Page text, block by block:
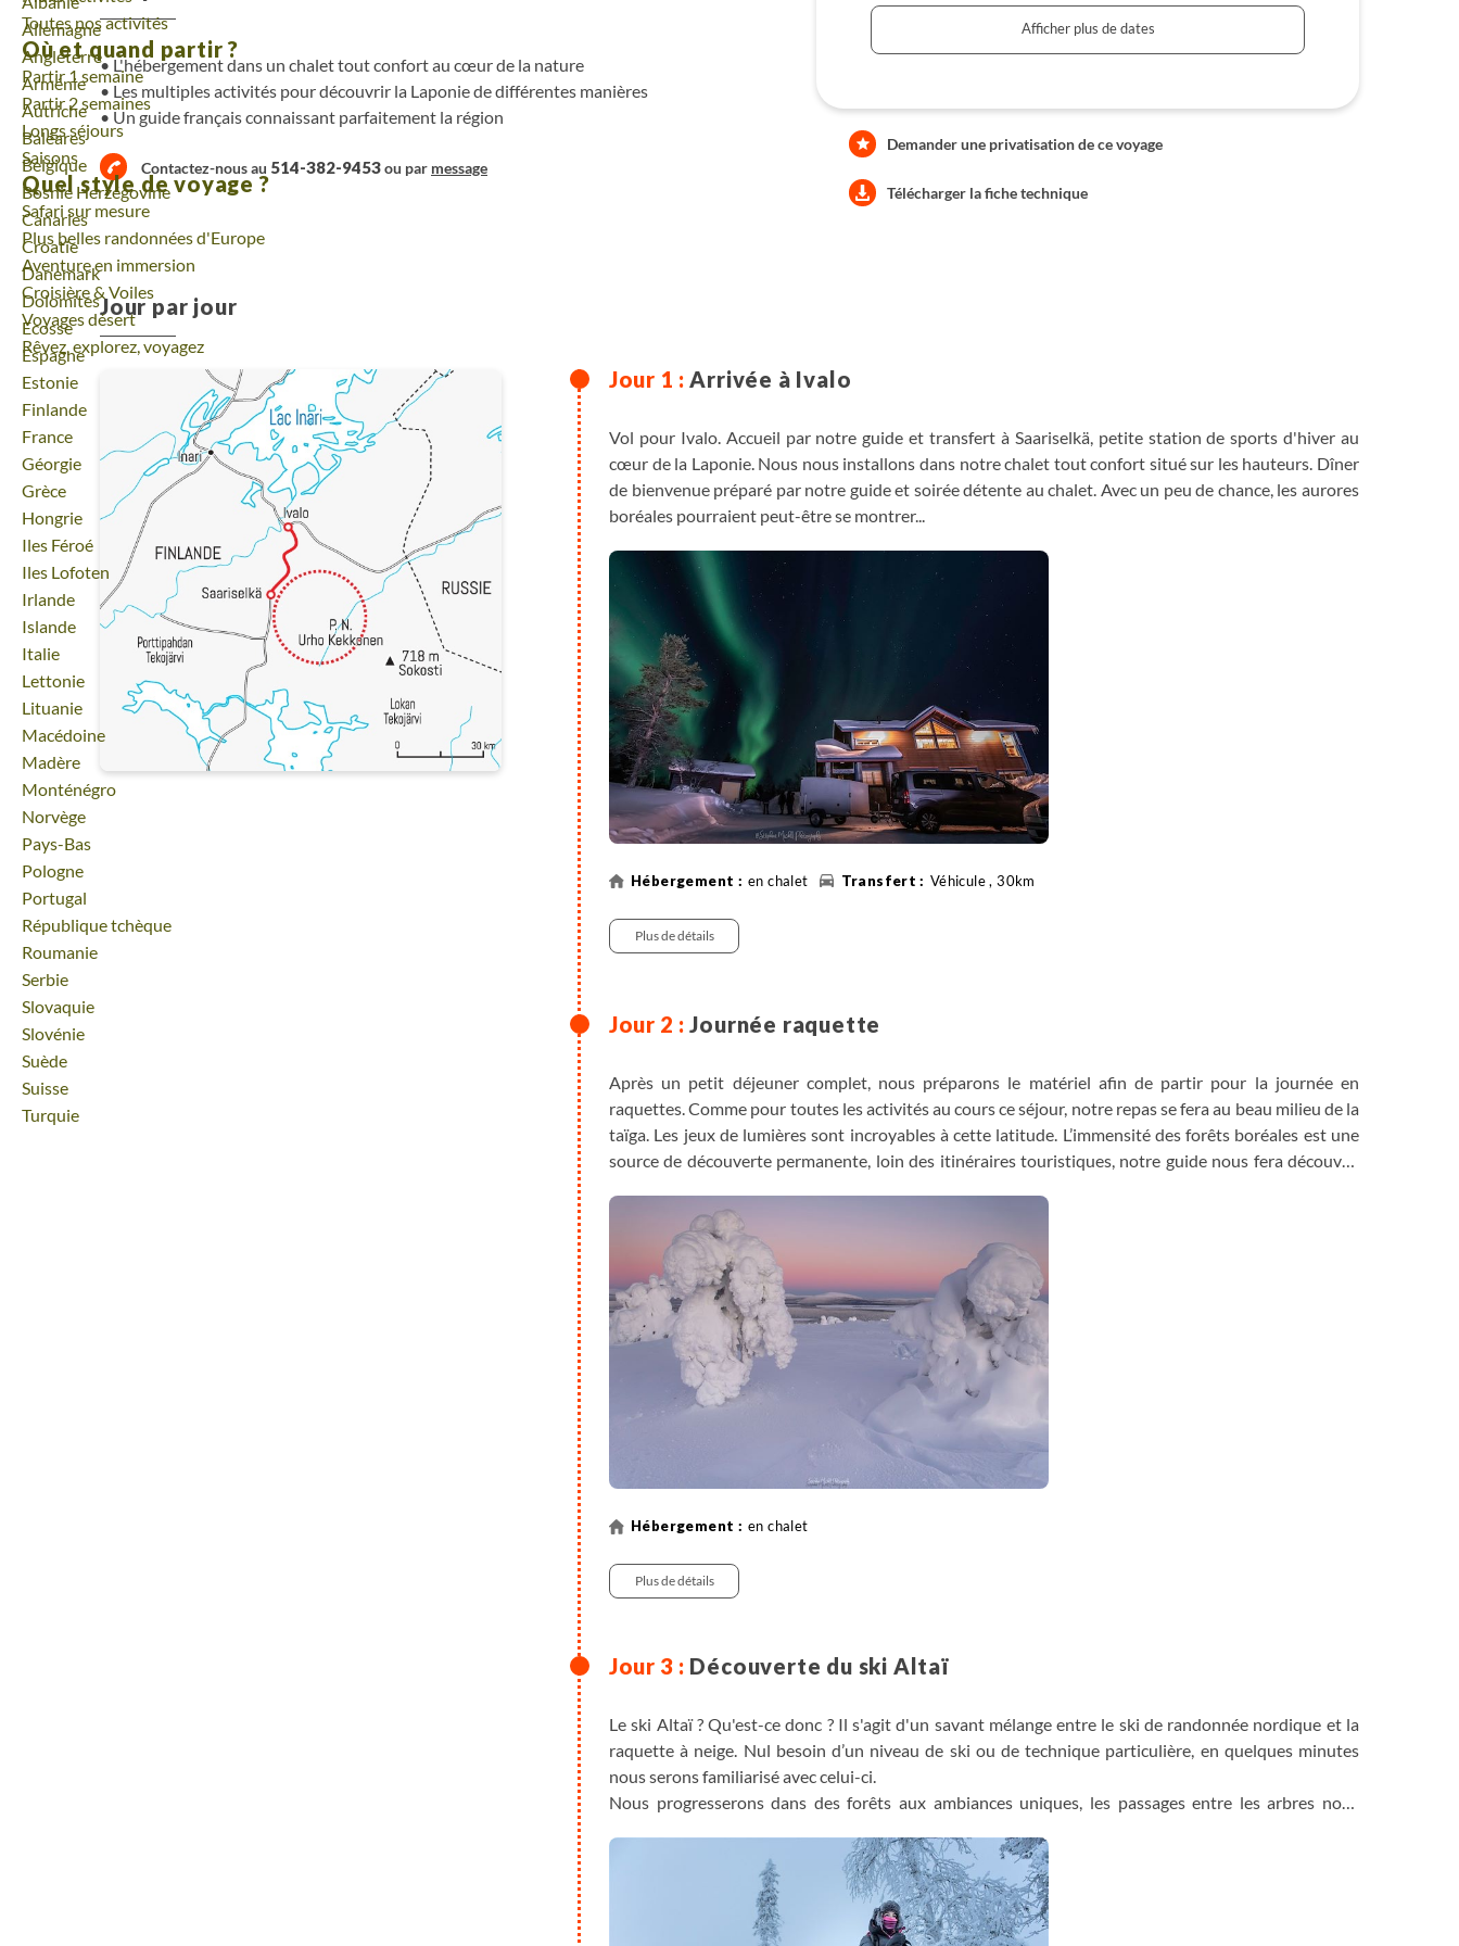
Voyage
Allemagne
Voyage
Angleterre
Voyage
Arménie
Voyage
Autriche
Voyage
Baléares
Voyage
Belgique
Voyage
Bosnie Herzégovine
Voyage
Canaries
Voyage
Croatie
Voyage
Danemark
Voyage
Dolomites
Voyage
Ecosse
Voyage
Espagne
Voyage
Estonie
Voyage
Finlande
Voyage
France
Voyage
Géorgie
Voyage
Grèce
Voyage
Hongrie
Voyage
Iles Féroé
Voyage
Iles Lofoten
Voyage
Irlande
Voyage
Islande
Voyage
Italie
Voyage
Lettonie
Voyage
Lituanie
Voyage
Macédoine
Voyage
Madère
Voyage
Monténégro
Voyage
Norvège
Voyage
Pays-Bas
Voyage
Pologne
Voyage
Portugal
Voyage
République tchèque
Voyage
Roumanie
Voyage
Serbie
Voyage
Slovaquie
Voyage
Slovénie
Voyage
Suède
Voyage
Suisse
Voyage
Turquie
Toutes nos activités
Où et quand partir ?
Partir 1 semaine
Partir 2 semaines
Longs séjours
Saisons
Quel style de voyage ?
Safari sur mesure
Plus belles randonnées d'Europe
Aventure en immersion
Croisière & Voiles
Voyages désert
Rêvez, explorez, voyagez
L'hébergement dans un chalet tout confort au cœur de la nature
Les multiples activités pour découvrir la Laponie de différentes manières
Un guide français connaissant parfaitement la région
Contactez-nous au 514-382-9453ou par message
Afficher plus de dates
Demander une privatisation de ce voyage
Télécharger la fiche technique
Jour par jour
Arrivée à Ivalo
Vol pour Ivalo. Accueil par notre guide et transfert à Saariselkä, petite station de sports d'hiver au
cœur de la Laponie. Nous nous installons dans notre chalet tout confort situé sur les hauteurs. Dîner
de bienvenue préparé par notre guide et soirée détente au chalet. Avec un peu de chance, les aurores
boréales pourraient peut-être se montrer...
en chalet Véhicule , 30km
Plus de détails
Journée raquette
Après un petit déjeuner complet, nous préparons le matériel afin de partir pour la journée en
raquettes. Comme pour toutes les activités au cours ce séjour, notre repas se fera au beau milieu de la
taïga. Les jeux de lumières sont incroyables à cette latitude. L’immensité des forêts boréales est une
source de découverte permanente, loin des itinéraires touristiques, notre guide nous fera découvrir
période, parfois à la frontale.
en chalet
Plus de détails
Découverte du ski Altaï
Le ski Altaï ? Qu'est-ce donc ? Il s'agit d'un savant mélange entre le ski de randonnée nordique et la
raquette à neige. Nul besoin d’un niveau de ski ou de technique particulière, en quelques minutes
nous serons familiarisé avec celui-ci.
Nous progresserons dans des forêts aux ambiances uniques, les passages entre les arbres nous
variables ou lagopèdes alpins. N’oublions pas que nous sommes sur leur espace de vie. Chaque
randonnée que nous faisons reste dans le respect et la protection de l’environnement qui nous
entoure, le tout avec toujours beaucoup de passion de la part de notre guide.